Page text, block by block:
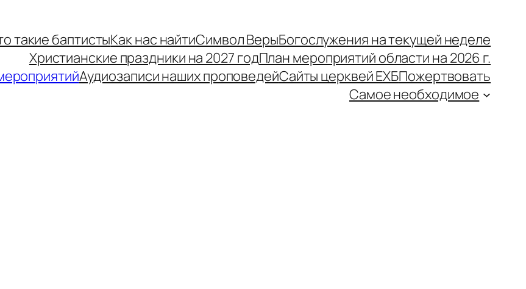
такие баптистыКак нас найтиСимвол ВерыБогослужения на текущей неделе
Христианские праздники на 2027 годПлан мероприятий области на 2026 г.
Аудиозаписи наших проповедейСайты церквей ЕХБПожертвовать
Самое необходимое